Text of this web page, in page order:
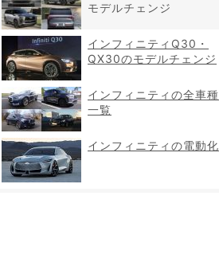
モデルチェンジ
インフィニティQ30・
QX30のモデルチェンジ
インフィニティの全車種
一覧
インフィニティの電動化